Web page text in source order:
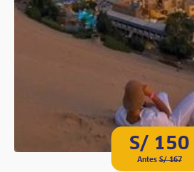
S/ 150
AntesS/ 167